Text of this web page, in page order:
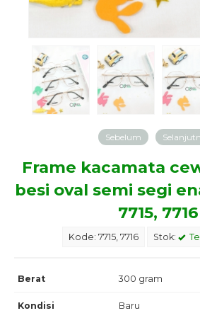
Sebelum
Frame kacamata
besi oval semi segi
7715, 7716
Kode: 7715, 7716 Stok:
Berat 300 gram
Kondisi Baru